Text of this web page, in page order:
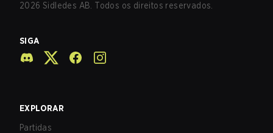
2026 Sidledes AB. Todos os direitos reservados.
SIGA
EXPLORAR
Partidas